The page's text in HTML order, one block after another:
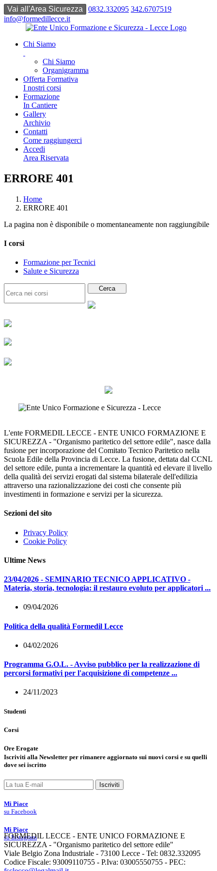
0832.332095 342.6707519
info@formedillecce.it
Chi Siamo
Chi Siamo
Organigramma
Offerta Formativa
I nostri corsi
Formazione
In Cantiere
Gallery
Archivio
Contatti
Come raggiungerci
Accedi
Area Riservata
ERRORE 401
Home
ERRORE 401
La pagina non è disponibile o momentaneamente non raggiungibile
I corsi
Formazione per Tecnici
Salute e Sicurezza
L'ente FORMEDIL LECCE - ENTE UNICO FORMAZIONE E
SICUREZZA - "Organismo paritetico del settore edile", nasce dalla
fusione per incorporazione del Comitato Tecnico Paritetico nella
Scuola Edile della Provincia di Lecce. La fusione, dettata dal CCNL
del settore edile, punta a incrementare la quantità ed elevare il livello
della qualità dei servizi erogati dal sistema bilaterale dell'edilizia
attraverso una razionalizzazione dei costi che consente più
investimenti in formazione e servizi per la sicurezza.
Sezioni del sito
Privacy Policy
Cookie Policy
Ultime News
23/04/2026 - SEMINARIO TECNICO APPLICATIVO -
Materia, storia, tecnologia: il restauro evoluto per applicatori ...
09/04/2026
Politica della qualità Formedil Lecce
04/02/2026
Programma G.O.L. - Avviso pubblico per la realizzazione di
percorsi formativi per l'acquisizione di competenze ...
24/11/2023
Studenti
Corsi
Ore Erogate
Iscriviti alla Newsletter per rimanere aggiornato sui nuovi corsi e su quelli
dove sei iscritto
Iscriviti
Mi Piace
su Facebook
Mi Piace
su Instagram
FORMEDIL LECCE - ENTE UNICO FORMAZIONE E
SICUREZZA - "Organismo paritetico del settore edile"
Viale Belgio Zona Industriale - 73100 Lecce - Tel: 0832.332095
Codice Fiscale: 93009110755 - P.Iva: 03005550755 - PEC: